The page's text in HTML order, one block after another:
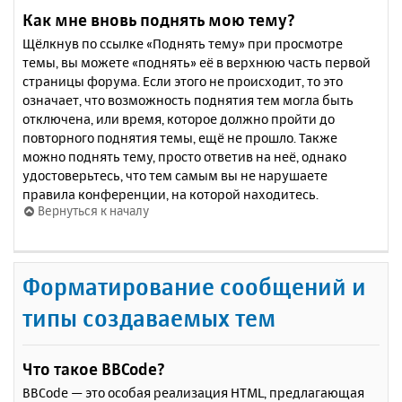
Как мне вновь поднять мою тему?
Щёлкнув по ссылке «Поднять тему» при просмотре
темы, вы можете «поднять» её в верхнюю часть первой
страницы форума. Если этого не происходит, то это
означает, что возможность поднятия тем могла быть
отключена, или время, которое должно пройти до
повторного поднятия темы, ещё не прошло. Также
можно поднять тему, просто ответив на неё, однако
удостоверьтесь, что тем самым вы не нарушаете
правила конференции, на которой находитесь.
Вернуться к началу
Форматирование сообщений и
типы создаваемых тем
Что такое BBCode?
BBCode — это особая реализация HTML, предлагающая